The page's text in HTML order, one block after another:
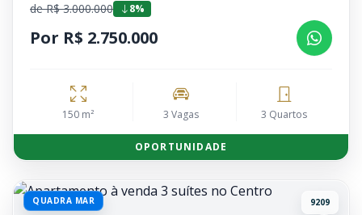
de R$ 3.000.000 8%
Por R$ 2.750.000
150 m² 3 Vagas 3 Quartos
OPORTUNIDADE
QUADRA MAR 9209